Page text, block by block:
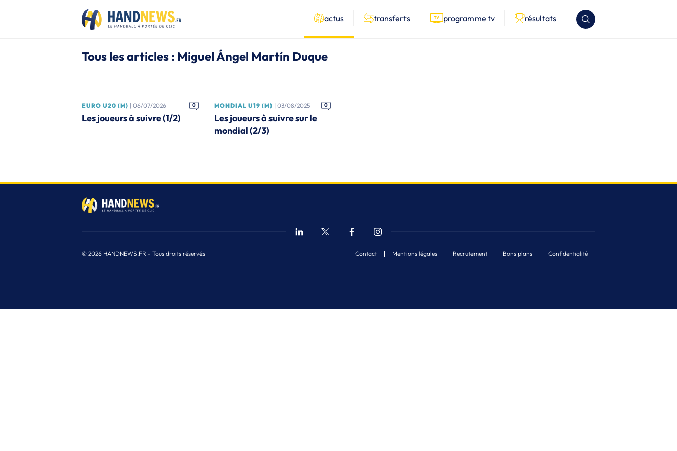
actus transferts programme tv résultats
Tous les articles : Miguel Ángel Martín Duque
EURO U20 (M) | 06/07/2026 0
Les joueurs à suivre (1/2)
MONDIAL U19 (M) | 03/08/2025 0
Les joueurs à suivre sur le
mondial (2/3)
© 2026 HANDNEWS.FR - Tous droits réservés Contact Mentions légales Recrutement Bons plans Confidentialité